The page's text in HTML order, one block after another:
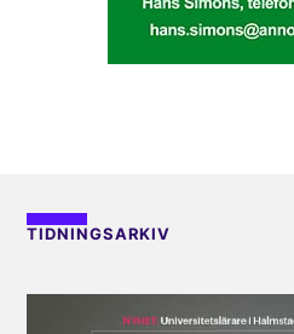
TIDNINGSARKIV